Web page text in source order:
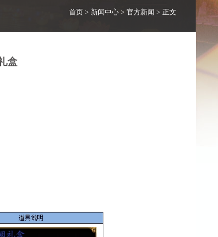
首页 > 新闻中心 > 官方新闻 > 正文
盒